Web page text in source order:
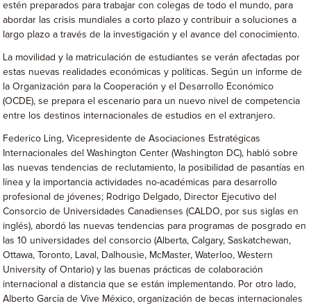
estén preparados para trabajar con colegas de todo el mundo, para
abordar las crisis mundiales a corto plazo y contribuir a soluciones a
largo plazo a través de la investigación y el avance del conocimiento.
La movilidad y la matriculación de estudiantes se verán afectadas por
estas nuevas realidades económicas y políticas. Según un informe de
la Organización para la Cooperación y el Desarrollo Económico
(OCDE), se prepara el escenario para un nuevo nivel de competencia
entre los destinos internacionales de estudios en el extranjero.
Federico Ling, Vicepresidente de Asociaciones Estratégicas
Internacionales del Washington Center (Washington DC), habló sobre
las nuevas tendencias de reclutamiento, la posibilidad de pasantías en
línea y la importancia actividades no-académicas para desarrollo
profesional de jóvenes; Rodrigo Delgado, Director Ejecutivo del
Consorcio de Universidades Canadienses (CALDO, por sus siglas en
inglés), abordó las nuevas tendencias para programas de posgrado en
las 10 universidades del consorcio (Alberta, Calgary, Saskatchewan,
Ottawa, Toronto, Laval, Dalhousie, McMaster, Waterloo, Western
University of Ontario) y las buenas prácticas de colaboración
internacional a distancia que se están implementando. Por otro lado,
Alberto García de Vive México, organización de becas internacionales